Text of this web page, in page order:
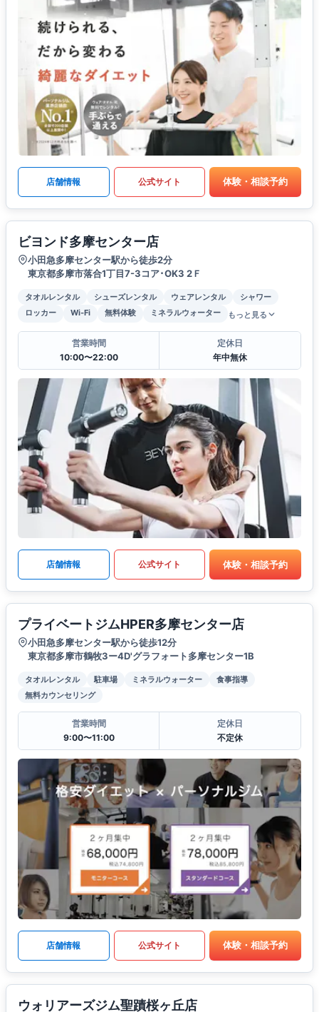
店舗情報 公式サイト 体験・相談予約
ビヨンド多摩センター店
小田急多摩センター駅から徒歩2分
東京都多摩市落合1丁目7-3コア･OK3 2Ｆ
タオルレンタル シューズレンタル ウェアレンタル
シャワー
ロッカー
Wi-Fi 無料体験 ミネラルウォーター もっと見る
営業時間
10:00〜22:00
定休日
年中無休
店舗情報 公式サイト 体験・相談予約
プライベートジムHPER多摩センター店
小田急多摩センター駅から徒歩12分
東京都多摩市鶴牧3ー4D'グラフォート多摩センター1B
タオルレンタル 駐車場 ミネラルウォーター
食事指導
無料カウンセリング
営業時間
9:00〜11:00
定休日
不定休
店舗情報 公式サイト 体験・相談予約
ウォリアーズジム聖蹟桜ヶ丘店